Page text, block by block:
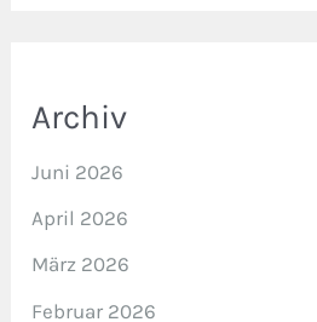
Archiv
Juni 2026
April 2026
März 2026
Februar 2026